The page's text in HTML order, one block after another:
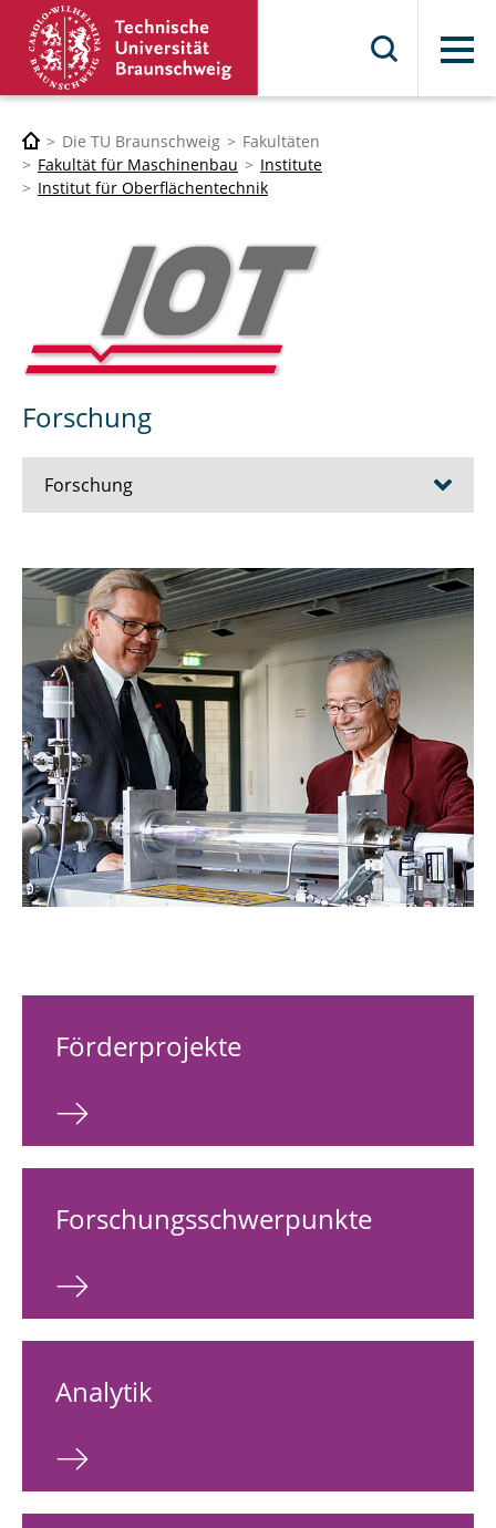
Menü
Die TU Braunschweig
Fakultäten
Fakultät für Maschinenbau
Institute
Institut für Oberflächentechnik
Forschung
Forschung
Forschungsschwerpunkte
Analytik
Veröffentlichungen
Förderprojekte
Forschungsschwerpunkte
Analytik